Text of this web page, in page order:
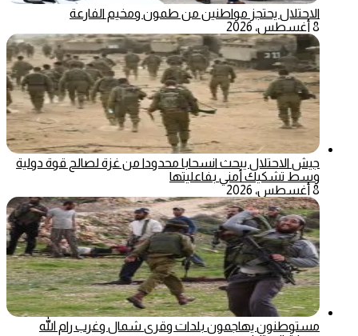
الاحتلال يحتجز مواطنين من طمون ومخيم الفارعة
8 أغسطس، 2026
جيش الاحتلال يبحث انسحابا محدودا من غزة لصالح قوة دولية
وسط تشكيك أمني بفاعليتها
8 أغسطس، 2026
مستوطنون يهاجمون بلدات وقرى شمال وغرب رام الله